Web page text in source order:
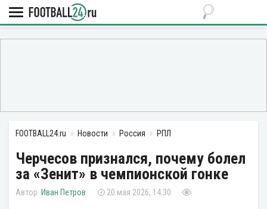
FOOTBALL24.ru Новости Россия РПЛ
Черчесов признался, почему болел
за «Зенит» в чемпионской гонке
Иван Петров 20 мая 2026, 14:30